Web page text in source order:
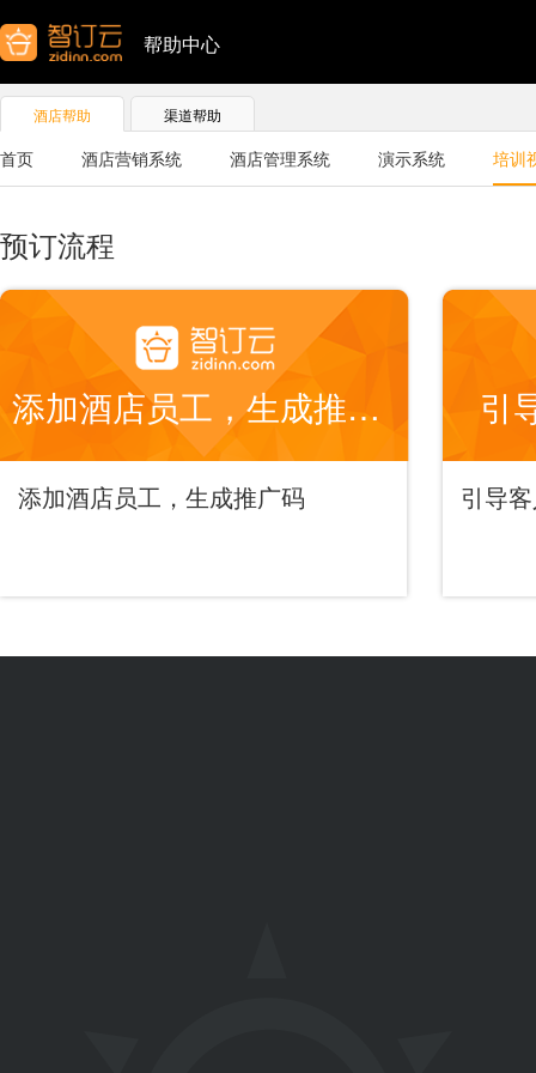
帮助中心
酒店帮助 渠道帮助
首页 酒店营销系统 酒店管理系统 演示系统 培训
预订流程
添加酒店员工，生成推广码
添加酒店员工，生成推广码
引
引导